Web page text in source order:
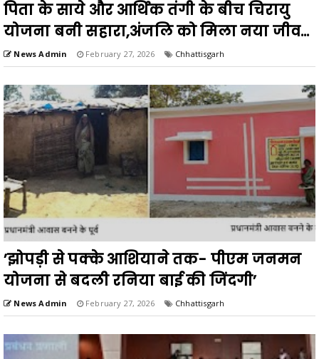
पिता के साये और आर्थिक तंगी के बीच चिरायु
योजना बनी सहारा,अंजलि को मिला नया जीव...
News Admin February 27, 2026 Chhattisgarh
’झोपड़ी से पक्के आशियाने तक- पीएम जनमन
योजना से बदली रनिया बाई की जिंदगी’
News Admin February 27, 2026 Chhattisgarh